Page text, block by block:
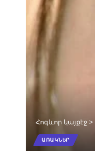
Հոգևոր կայքէջ >
ԱՌԱԿՆԵՐ